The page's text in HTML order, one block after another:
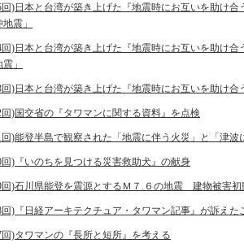
回)日本と台湾が築き上げた『地震時にお互いを助け
震」
回)日本と台湾が築き上げた『地震時にお互いを助け
」
回)日本と台湾が築き上げた『地震時にお互いを助け合
回)国交省の『タワマンに関する資料』を点検
回)能登半島で観察された「地震に伴う火災」と「津波
回)『いのちを見つける災害救助犬』の献身
回)石川県能登を震源とするＭ７.６の地震 建物被害初
回)『日経アーキテクチュア・タワマン記事』が訴えた
回)タワマンの『長所と短所』を考える